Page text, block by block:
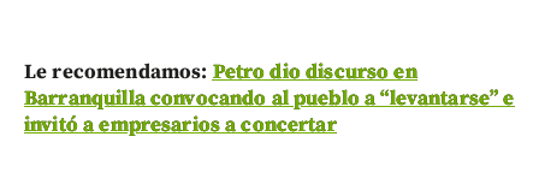
Le recomendamos: Petro dio discurso en
Barranquilla convocando al pueblo a “levantarse” e
invitó a empresarios a concertar